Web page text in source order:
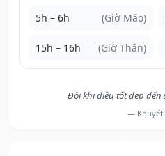
5h – 6h (Giờ Mão)
15h – 16h (Giờ Thân)
Đôi khi điều tốt đẹp
— Khuyết